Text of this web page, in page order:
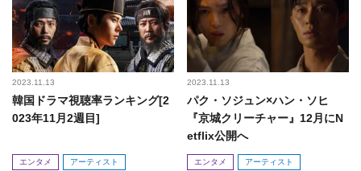
2023.11.13
韓国ドラマ視聴率ランキング[2
023年11月2週目]
エンタメ アーティスト
2023.11.13
パク・ソジュン×ハン・ソヒ
『京城クリーチャー』12月にN
etflix公開へ
エンタメ アーティスト